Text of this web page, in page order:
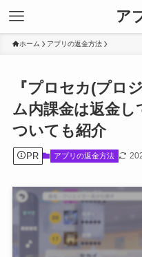
ア
ホーム アプリの返金方法
『プロセカ(プロ
ム内課金は返金
ついても紹介
PR アプリの返金方法